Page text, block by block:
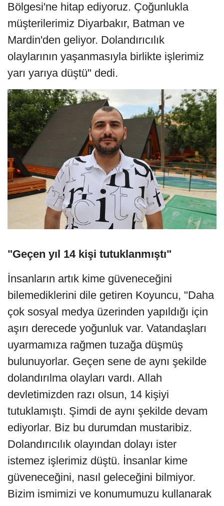
Bölgesi'ne hitap ediyoruz. Çoğunlukla
müşterilerimiz Diyarbakır, Batman ve
Mardin'den geliyor. Dolandırıcılık
olaylarının yaşanmasıyla birlikte işlerimiz
yarı yarıya düştü" dedi.
"Geçen yıl 14 kişi tutuklanmıştı"
İnsanların artık kime güveneceğini
bilemediklerini dile getiren Koyuncu, "Daha
çok sosyal medya üzerinden yapıldığı için
aşırı derecede yoğunluk var. Vatandaşları
uyarmamıza rağmen tuzağa düşmüş
bulunuyorlar. Geçen sene de aynı şekilde
dolandırılma olayları vardı. Allah
devletimizden razı olsun, 14 kişiyi
tutuklamıştı. Şimdi de aynı şekilde devam
ediyorlar. Biz bu durumdan mustaribiz.
Dolandırıcılık olayından dolayı ister
istemez işlerimiz düştü. İnsanlar kime
güveneceğini, nasıl geleceğini bilmiyor.
Bizim ismimizi ve konumumuzu kullanarak